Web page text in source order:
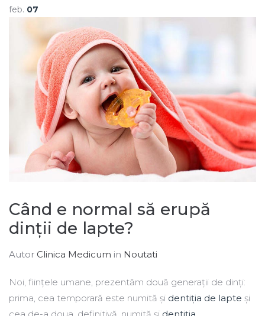
feb. 07
Când e normal să erupă
dinții de lapte?
Autor Clinica Medicum in Noutati
Noi, ființele umane, prezentăm două generații de dinți:
prima, cea temporară este numită și dentiția de lapte și
cea de-a doua, definitivă, numită și dentiția